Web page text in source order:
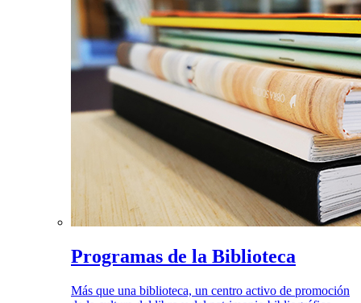
Programas de la Biblioteca
Más que una biblioteca, un centro activo de promoción